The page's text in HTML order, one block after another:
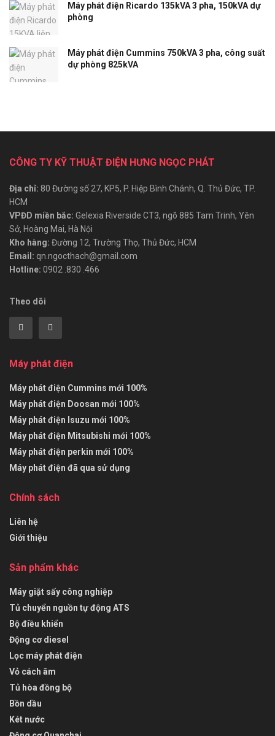
Máy phát điện Ricardo 135kVA 3 pha, 150kVA dự
phòng
Máy phát điện Cummins 750kVA 3 pha, công suất
dự phòng 825kVA
CÔNG TY KỸ THUẬT ĐIỆN HƯNG NGỌC PHÁT
Địa chỉ: 80 Đường số 27, KP5, P. Hiệp Bình Chánh, Q. Thủ Đức, TP.
HCM
VPĐD miền bắc: Gelexia Riverside CT3, ngõ 885 Tam Trinh, Yên
Sở, Hoàng Mai, Hà Nội
Kho hàng: Đường 12, Trường Thọ, Thủ Đức, HCM
Email: qn.ngocthach@gmail.com
Hotline: 0902 .830 .466
Theo dõi
Máy phát điện
Máy phát điện Cummins mới 100%
Máy phát điện Doosan mới 100%
Máy phát điện Isuzu mới 100%
Máy phát điện Mitsubishi mới 100%
Máy phát điện perkin mới 100%
Máy phát điện đã qua sử dụng
Chính sách
Liên hệ
Giới thiệu
Sản phẩm khác
Máy giặt sấy công nghiệp
Tủ chuyển nguồn tự động ATS
Bộ điều khiển
Động cơ diesel
Lọc máy phát điện
Vỏ cách âm
Tủ hòa đồng bộ
Bồn dầu
Két nước